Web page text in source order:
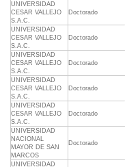
UNIVERSIDAD
CESAR VALLEJO
S.A.C.
Doctorado
UNIVERSIDAD
CESAR VALLEJO
S.A.C.
Doctorado
UNIVERSIDAD
CESAR VALLEJO
S.A.C.
Doctorado
UNIVERSIDAD
CESAR VALLEJO
S.A.C.
Doctorado
UNIVERSIDAD
CESAR VALLEJO
S.A.C.
Doctorado
UNIVERSIDAD
NACIONAL
MAYOR DE SAN
MARCOS
Doctorado
UNIVERSIDAD